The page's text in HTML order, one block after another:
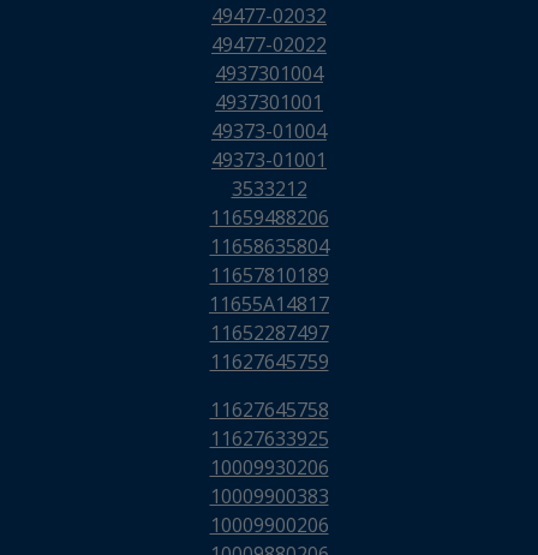
49477-02032
49477-02022
4937301004
4937301001
49373-01004
49373-01001
3533212
11659488206
11658635804
11657810189
11655A14817
11652287497
11627645759
11627645758
11627633925
10009930206
10009900383
10009900206